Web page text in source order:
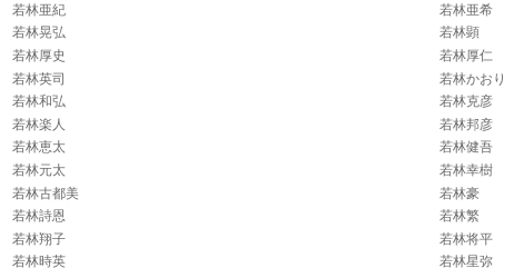
若林亜紀
若林亜希
若林晃弘
若林顕
若林厚史
若林厚仁
若林英司
若林かおり
若林和弘
若林克彦
若林楽人
若林邦彦
若林恵太
若林健吾
若林元太
若林幸樹
若林古都美
若林豪
若林詩恩
若林繁
若林翔子
若林将平
若林時英
若林星弥